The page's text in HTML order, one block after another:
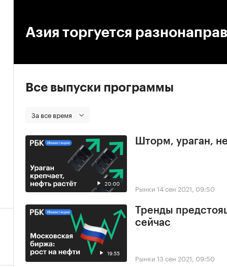
Азия торгуется
Все выпуски программы
За все время
20:00
Шторм, ураган,
Рынки 14 сен 2021, 09:50
19:55
Тренды
сейчас
Рынки 13 сен 2021, 09:50